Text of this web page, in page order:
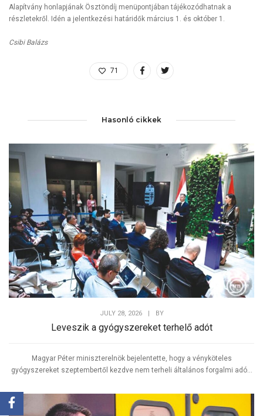
Alapítvány honlapjának Ösztöndíj menüpontjában tájékozódhatnak a
részletekről. Idén a jelentkezési határidők március 1. és október 1.
Csibi Balázs
71
Hasonló cikkek
JULY 28, 2026 | BY
Leveszik a gyógyszereket terhelő adót
Magyar Péter miniszterelnök bejelentette, hogy a vényköteles
gyógyszereket szeptembertől kezdve nem terheli általános forgalmi adó...